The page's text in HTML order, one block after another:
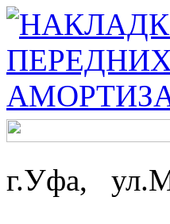
г.Уфа,